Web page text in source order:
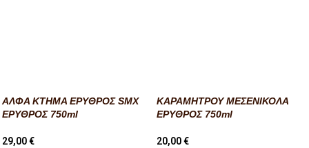
ΑΛΦΑ ΚΤΗΜΑ ΕΡΥΘΡΟΣ SMX
ΕΡΥΘΡΟΣ 750ml
29,00€
ΚΑΡΑΜΗΤΡΟΥ ΜΕΣΕΝΙΚΟΛΑ
ΕΡΥΘΡΟΣ 750ml
20,00€